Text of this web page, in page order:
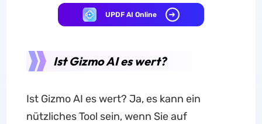
UPDF AI Online
Ist Gizmo AI es wert?
Ist Gizmo AI es wert? Ja, es kann ein
nützliches Tool sein, wenn Sie auf